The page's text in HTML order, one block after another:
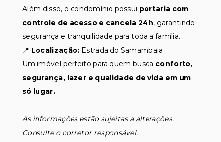
Além disso, o condomínio possui portaria com
controle de acesso e cancela 24h, garantindo
segurança e tranquilidade para toda a família.
📍 Localização: Estrada do Samambaia
Um imóvel perfeito para quem busca conforto,
segurança, lazer e qualidade de vida em um
só lugar.
As informações estão sujeitas a alterações.
Consulte o corretor responsável.